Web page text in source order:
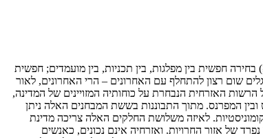
חפשית בין מפלגות, בין תכניות, בין מועמדים; חפשית
שום רצון להתחלף עם האחרונים – הרי האחרונים, לאור
האזרחית הנבחרת על כוחותיה המזויינים של המדינה,
המפרנס. מתוך התבוננות בששת המבחנים האלה ניתן
לאיזה משלושת החלקים האלה צריכה מדינת
של אזור החרויות. ואזרחיה אינם נכונים, כאנשים